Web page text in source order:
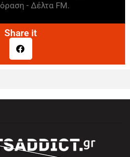
- Δέλτα FM.
Share it